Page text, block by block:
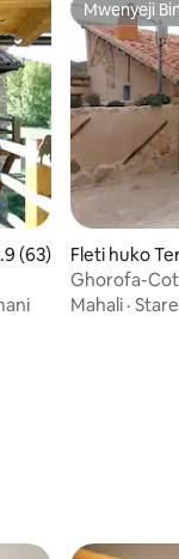
wa wastani
(63)
Mwenyeji
Mwenyeji
Fleti huko
Ghorofa-
Mountain
Mahali ·